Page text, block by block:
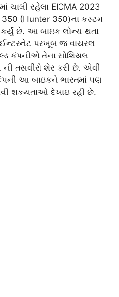
ચાલી રહેલા EICMA 2023
350 (Hunter 350)ના કસ્ટમ
કર્યું છે. આ બાઇક લોન્ચ થતા
પરખૂબ જ વાયરલ
કંપનીએ તેના સોશિયલ
ની તસવીરો શેર કરી છે. એવી
આ બાઇકને ભારતમાં પણ
શકયતાઓ દેખાઇ રહી છે.